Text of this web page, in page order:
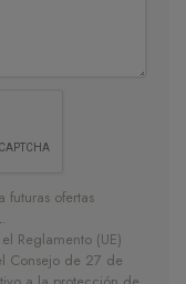
futuras ofertas
Reglamento (UE)
Consejo de 27 de